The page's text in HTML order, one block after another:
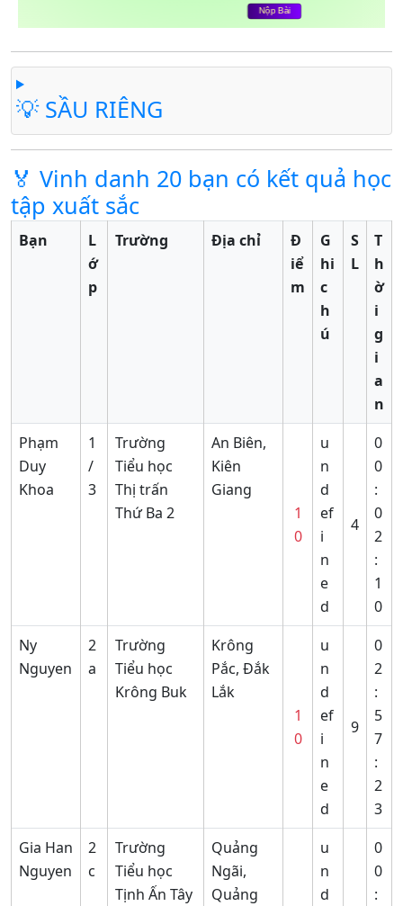
💡 SẦU RIÊNG
🏅 Vinh danh 20 bạn có kết quả học
tập xuất sắc
Bạn
L
ớ
p
Trường Địa chỉ
Đ
iể
m
G
hi
c
h
ú
S
L
T
h
ờ
i
g
i
a
n
Phạm
Duy
Khoa
1
/
3
Trường
Tiểu học
Thị trấn
Thứ Ba 2
An Biên,
Kiên
Giang
1
0
u
n
d
ef
i
n
e
d
4
0
0
:
0
2
:
1
0
Ny
Nguyen
2
a
Trường
Tiểu học
Krông Buk
Krông
Pắc, Đắk
Lắk
1
0
u
n
d
ef
i
n
e
d
9
0
2
:
5
7
:
2
3
Gia Han
Nguyen
2
c
Trường
Tiểu học
Tịnh Ấn Tây
Quảng
Ngãi,
Quảng
u
n
d
0
0
: